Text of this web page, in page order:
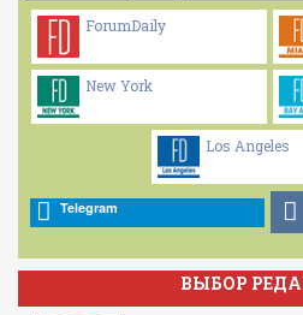
ForumDaily
New York
Los Angeles
Telegram
ВЫБОР